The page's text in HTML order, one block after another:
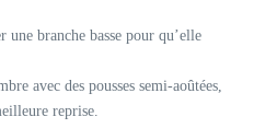
branche basse pour qu’elle
avec des pousses semi-aoûtées,
reprise.